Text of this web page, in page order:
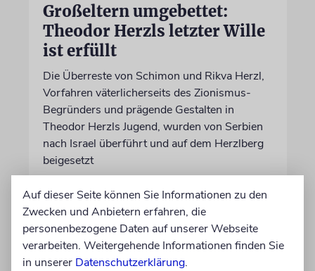
Großeltern umgebettet:
Theodor Herzls letzter Wille
ist erfüllt
Die Überreste von Schimon und Rikva Herzl,
Vorfahren väterlicherseits des Zionismus-
Begründers und prägende Gestalten in
Theodor Herzls Jugend, wurden von Serbien
nach Israel überführt und auf dem Herzlberg
beigesetzt
06.08.2026
Auf dieser Seite können Sie Informationen zu den
Zwecken und Anbietern erfahren, die
personenbezogene Daten auf unserer Webseite
verarbeiten. Weitergehende Informationen finden Sie
in unserer Datenschutzerklärung.